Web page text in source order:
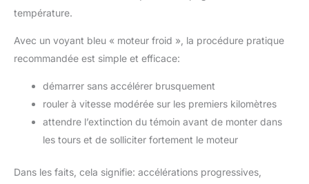
température.
Avec un voyant bleu « moteur froid », la procédure pratique
recommandée est simple et efficace:
démarrer sans accélérer brusquement
rouler à vitesse modérée sur les premiers kilomètres
attendre l’extinction du témoin avant de monter dans
les tours et de solliciter fortement le moteur
Dans les faits, cela signifie: accélérations progressives,